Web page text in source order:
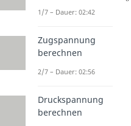
1/7 – Dauer: 02:42
Zugspannung
berechnen
2/7 – Dauer: 02:56
Druckspannung
berechnen